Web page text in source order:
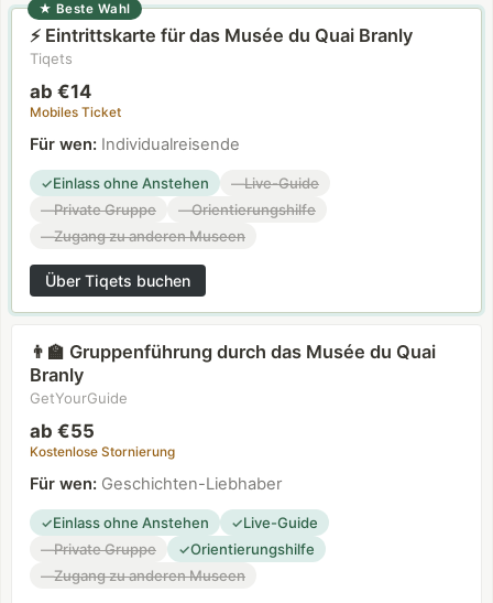
★ Beste Wahl
⚡ Eintrittskarte für das Musée du Quai Branly
Tiqets
ab €14
Mobiles Ticket
Für wen: Individualreisende
✓Einlass ohne Anstehen —Live-Guide
—Private Gruppe —Orientierungshilfe
—Zugang zu anderen Museen
Über Tiqets buchen
👨‍🏫 Gruppenführung durch das Musée du Quai
Branly
GetYourGuide
ab €55
Kostenlose Stornierung
Für wen: Geschichten-Liebhaber
✓Einlass ohne Anstehen ✓Live-Guide
—Private Gruppe ✓Orientierungshilfe
—Zugang zu anderen Museen